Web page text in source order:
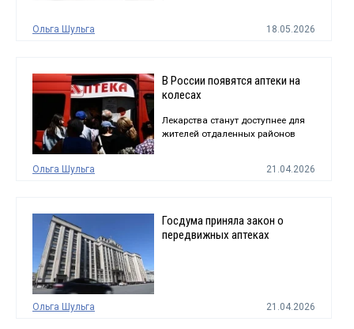
Ольга Шульга 18.05.2026
В России появятся аптеки на
колесах
Лекарства станут доступнее для
жителей отдаленных районов
Ольга Шульга 21.04.2026
Госдума приняла закон о
передвижных аптеках
Ольга Шульга 21.04.2026